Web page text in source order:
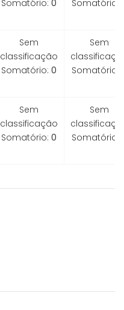
Somatório: 0
Somatório:
Sem
classificação
Somatório: 0
Sem
Somatório:
Sem
classificação
Somatório: 0
Sem
Somatório: